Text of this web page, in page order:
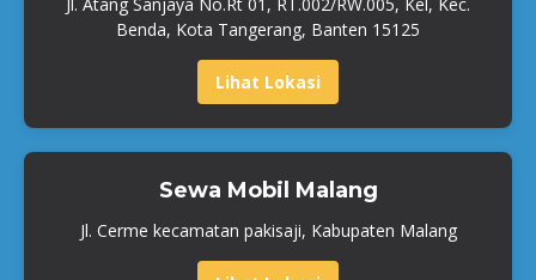
Jl. Atang Sanjaya No.Rt 01, RT.002/RW.005, Kel, Kec.
Benda, Kota Tangerang, Banten 15125
Lihat Lokasi
Sewa Mobil Malang
Jl. Cerme kecamatan pakisaji, Kabupaten Malang